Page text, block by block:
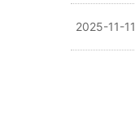
2025-11-11